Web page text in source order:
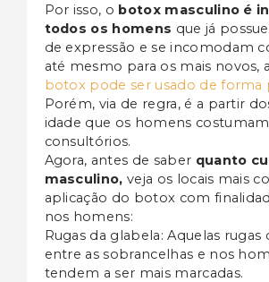
Por isso, o botox masculino é
todos os homens que já
de expressão e se incomodam
até mesmo para os mais novos,
botox pode ser usado de forma
Porém, via de regra, é a partir
idade que os homens
consultórios.
Agora, antes de saber quanto
masculino, veja os locais mais
aplicação do botox com
nos homens:
Rugas da glabela: Aquelas rugas
entre as sobrancelhas e nos
tendem a ser mais marcadas.